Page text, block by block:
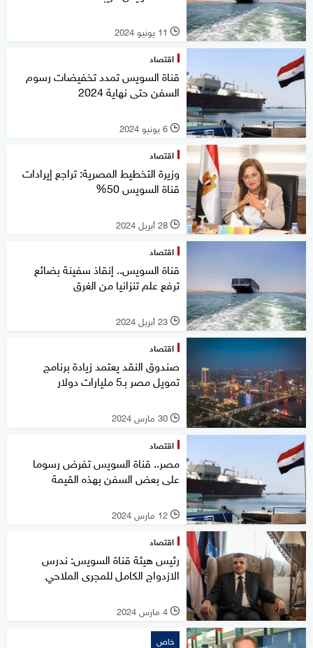
l 11 يونيو 2024
اقتصاد
قناة السويس تمدد تخفيضات رسوم
السفن حتى نهاية 2024
l 6 يونيو 2024
اقتصاد
وزيرة التخطيط المصرية: تراجع إيرادات
قناة السويس 50%
l 28 أبريل 2024
اقتصاد
قناة السويس.. إنقاذ سفينة بضائع
ترفع علم تنزانيا من الغرق
l 23 أبريل 2024
اقتصاد
صندوق النقد يعتمد زيادة برنامج
تمويل مصر بـ5 مليارات دولار
l 30 مارس 2024
اقتصاد
مصر.. قناة السويس تفرض رسوما
على بعض السفن بهذه القيمة
l 12 مارس 2024
اقتصاد
رئيس هيئة قناة السويس: ندرس
الازدواج الكامل للمجرى الملاحي
l 4 مارس 2024
خاص